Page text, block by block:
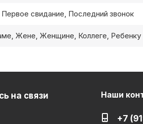
свидание, Последний звонок
Жене, Женщине, Коллеге, Ребенку
на связи Наши
+7